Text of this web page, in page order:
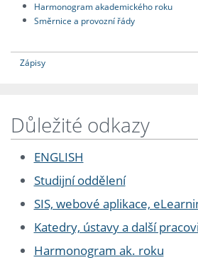
Harmonogram akademického roku
Směrnice a provozní řády
Zápisy
Důležité odkazy
ENGLISH
Studijní oddělení
SIS, webové aplikace,
Katedry, ústavy a další
Harmonogram ak. roku